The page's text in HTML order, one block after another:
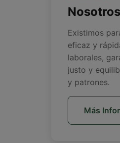
Nosotros
Existimos
eficaz y
laborales,
justo y
y patrones.
Más